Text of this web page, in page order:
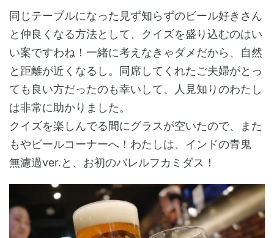
同じテーブルになった見ず知らずのビール好きさん
と仲良くなる方法として、クイズを盛り込むのはい
い案ですわね！一緒に考えなきゃダメだから、自然
と距離が近くなるし。同席してくれたご夫婦がとっ
ても良い方だったのも幸いして、人見知りのわたし
は非常に助かりました。
クイズを楽しんでる間にグラスが空いたので、また
もやビールコーナーへ！わたしは、インドの青鬼
無濾過ver.と、お初のバレルフカミダス！